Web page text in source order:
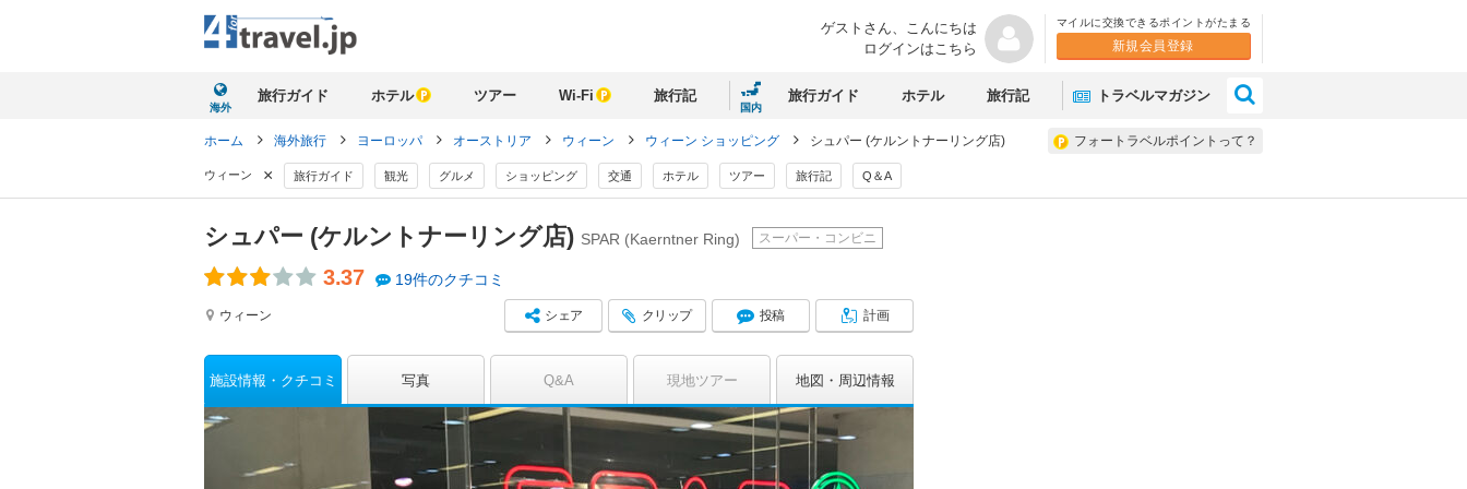
ゲストさん、 こんにちは
ログインはこちら
マイルに交換できるポイントがたまる
新規会員登録
海外
旅行ガイド ホテル ツアー Wi-Fi 旅行記
国内
旅行ガイド ホテル 旅行記 トラベルマガジン
フォートラベルポイントって？
ホーム 海外旅行 ヨーロッパ オーストリア ウィーン ウィーン ショッピング シュパー (ケルントナーリング店)
ウィーン × 旅行ガイド 観光 グルメ ショッピング 交通 ホテル ツアー 旅行記 Q＆A
シュパー (ケルントナーリング店) SPAR (Kaerntner Ring) スーパー・コンビニ
3.37 19件のクチコミ
ウィーン シェア クリップ 投稿 計画
施設情報 クチコミ 写真 Q&A 現地ツアー 地図 周辺情報